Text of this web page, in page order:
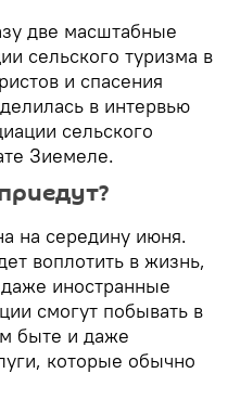
две масштабные
сельского туризма в
и спасения
в интервью
сельского
Зиемеле.
на середину июня.
воплотить в жизнь,
иностранные
смогут побывать в
быте и даже
которые обычно